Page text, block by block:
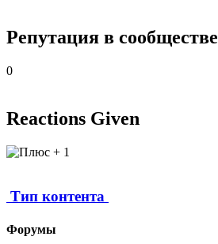
Репутация в сообществе
0
Reactions Given
1
Тип контента
Форумы